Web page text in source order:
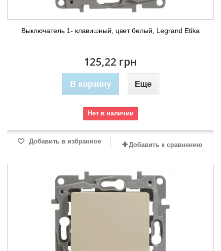
Выключатель 1- клавишный, цвет белый, Legrand Etika
125,22 грн
В корзину Еще
Нет в наличии
Добавить в избранное Добавить к сравнению